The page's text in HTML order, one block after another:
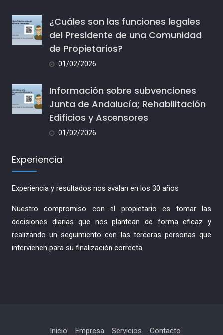
¿Cuáles son las funciones legales
del Presidente de una Comunidad
de Propietarios?
01/02/2026
Información sobre subvenciones
Junta de Andalucía; Rehabilitación
Edificios y Ascensores
01/02/2026
Experiencia
Experiencia y resultados nos avalan en los 30 años
Nuestro compromiso con el propietario es tomar las
decisiones diarias que nos plantean de forma eficaz y
realizando un seguimiento con las terceras personas que
intervienen para su finalización correcta.
Inicio Empresa Servicios Contacto